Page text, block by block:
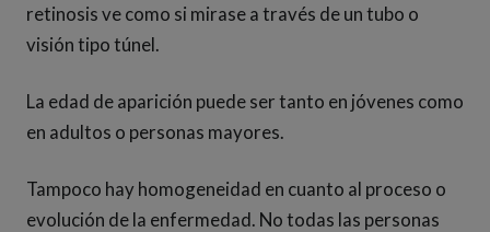
retinosis ve como si mirase a través de un tubo o
visión tipo túnel.
La edad de aparición puede ser tanto en jóvenes como
en adultos o personas mayores.
Tampoco hay homogeneidad en cuanto al proceso o
evolución de la enfermedad. No todas las personas